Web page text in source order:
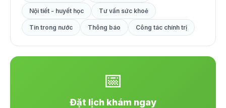
Nội tiết - huyết học Tư vấn sức khoẻ
Tin trong nước Thông báo Công tác chính trị
📅
Đặt lịch khám ngay